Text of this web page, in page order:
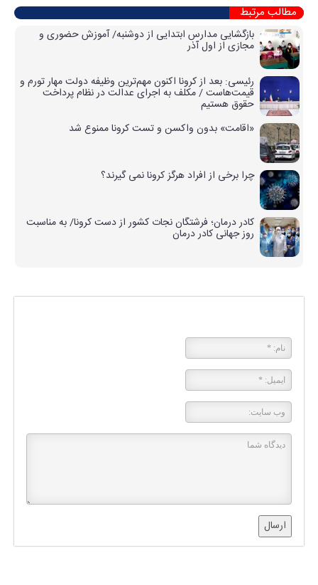
مطالب مرتبط
بازگشایی مدارس ابتدایی از دوشنبه/ آموزش حضوری و
مجازی از اول آذر
رئیسی: بعد از کرونا اکنون مهم‌ترین وظیفه دولت مهار تورم و
قیمت‌هاست / مکلف به اجرای عدالت در نظام پرداخت
حقوق هستیم
«اقامت» بدون واکسن و تست کرونا ممنوع شد
چرا برخی از افراد هرگز کرونا نمی گیرند؟
کادر درمان؛ فرشتگان نجات کشور از دست کرونا/ به مناسبت
روز جهانی کادر درمان
ارسال